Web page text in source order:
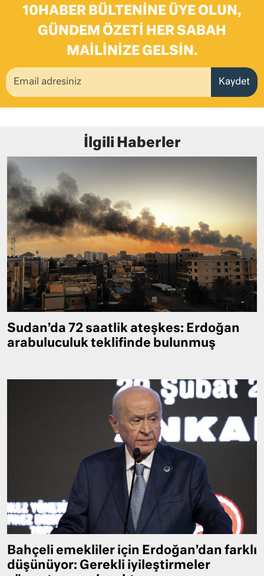
10HABER BÜLTENINE ÜYE OLUN,
GÜNDEM ÖZETI HER SABAH
MAILINIZE GELSIN.
Kaydet
İlgili Haberler
Sudan’da 72 saatlik ateşkes: Erdoğan
arabuluculuk teklifinde bulunmuş
Bahçeli emekliler için Erdoğan’dan farklı
düşünüyor: Gerekli iyileştirmeler